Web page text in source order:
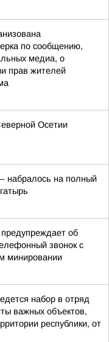
по сообщению,
медиа, о
прав жителей
Осетии
набралось на полный
об
звонок с
минировании
набор в отряд
важных объектов,
республики, от